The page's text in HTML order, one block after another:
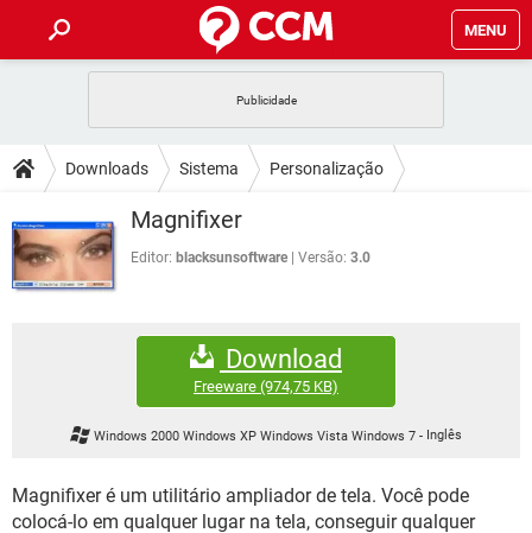
MENU
CELULAR FACEBOOK
INSTAGRAM GMAIL
GUIA DE COMPRAS
DICAS
JOGOS
CELULAR
OUTLOOK
JOGOS WHATSAPP
CELULAR
EXCEL
GMAIL
FÓRUM
FACEBOOK
EXCEL
INSTAGRAM GMAIL
WHATSAPP
INSTAGRAM GMAIL
Downloads Sistema Personalização
Magnifixer
Editor: blacksunsoftware Versão: 3.0
Download
Freeware (974,75 KB)
Windows 2000 Windows XP Windows Vista Windows 7- Inglês
Magnifixer é um utilitário ampliador de tela. Você pode
colocá-lo em qualquer lugar na tela, conseguir qualquer